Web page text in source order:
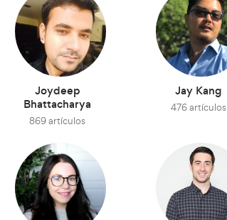
Joydeep
Bhattacharya
869 artículos
Jay Kang
476 artículos